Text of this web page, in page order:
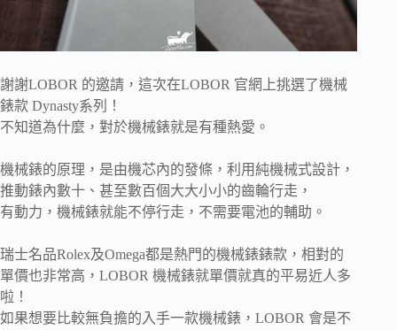
謝謝LOBOR 的邀請，這次在LOBOR 官網上挑選了機械
錶款 Dynasty系列！
不知道為什麼，對於機械錶就是有種熱愛。
機械錶的原理，是由機芯內的發條，利用純機械式設計，
推動錶內數十、甚至數百個大大小小的齒輪行走，
有動力，機械錶就能不停行走，不需要電池的輔助。
瑞士名品Rolex及Omega都是熱門的機械錶錶款，相對的
單價也非常高，LOBOR 機械錶就單價就真的平易近人多
啦！
如果想要比較無負擔的入手一款機械錶，LOBOR 會是不